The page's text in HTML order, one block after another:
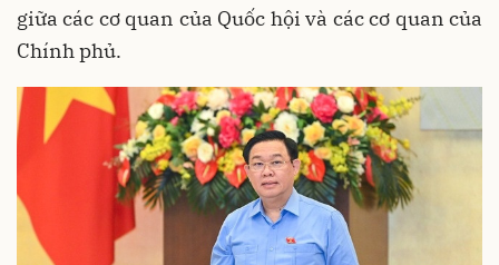
giữa các cơ quan của Quốc hội và các cơ quan của
Chính phủ.